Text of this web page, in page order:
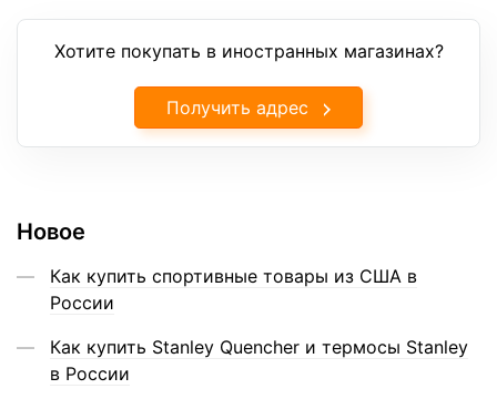
Хотите покупать в иностранных магазинах?
Получить адрес
Новое
Как купить спортивные товары из США в
России
Как купить Stanley Quencher и термосы Stanley
в России